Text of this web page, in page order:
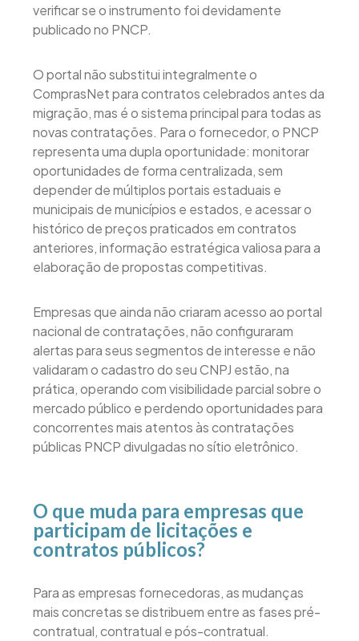
verificar se o instrumento foi devidamente
publicado no PNCP.
O portal não substitui integralmente o
ComprasNet para contratos celebrados antes da
migração, mas é o sistema principal para todas as
novas contratações. Para o fornecedor, o PNCP
representa uma dupla oportunidade: monitorar
oportunidades de forma centralizada, sem
depender de múltiplos portais estaduais e
municipais de municípios e estados, e acessar o
histórico de preços praticados em contratos
anteriores, informação estratégica valiosa para a
elaboração de propostas competitivas.
Empresas que ainda não criaram acesso ao portal
nacional de contratações, não configuraram
alertas para seus segmentos de interesse e não
validaram o cadastro do seu CNPJ estão, na
prática, operando com visibilidade parcial sobre o
mercado público e perdendo oportunidades para
concorrentes mais atentos às contratações
públicas PNCP divulgadas no sítio eletrônico.
O que muda para empresas que
participam de licitações e
contratos públicos?
Para as empresas fornecedoras, as mudanças
mais concretas se distribuem entre as fases pré-
contratual, contratual e pós-contratual.